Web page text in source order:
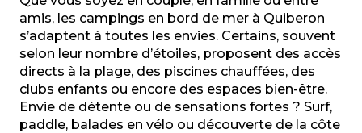
amis, les campings en bord de mer à Quiberon
s’adaptent à toutes les envies. Certains, souvent
selon leur nombre d’étoiles, proposent des accès
directs à la plage, des piscines chauffées, des
clubs enfants ou encore des espaces bien-être.
Envie de détente ou de sensations fortes ? Surf,
paddle, balades en vélo ou découverte de la côte